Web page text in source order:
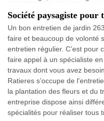
Société paysagiste pour
Un bon entretien de jardin
faire et beaucoup de volonté
entretien régulier. C’est pour
faire appel à un spécialiste
travaux dont vous avez
Ratieres s’occupe de
la plantation des fleurs et du
entreprise dispose ainsi
spécialités pour réaliser tous